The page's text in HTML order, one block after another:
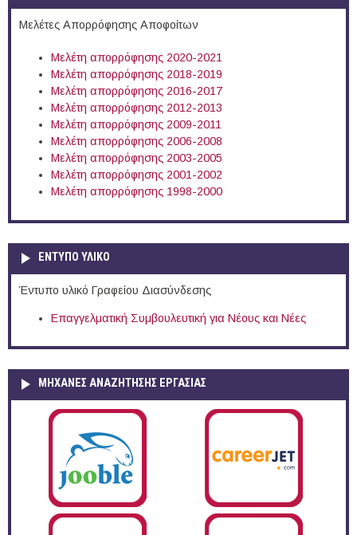
Μελέτες Απορρόφησης Αποφοίτων
Μελέτη απορρόφησης 2020-2021
Μελέτη απορρόφησης 2018-2019
Μελέτη απορρόφησης 2016-2017
Μελέτη απορρόφησης 2012-2013
Μελέτη απορρόφησης 2009-2011
Μελέτη απορρόφησης 2006-2008
Μελέτη απορρόφησης 2003-2005
Μελέτη απορρόφησης 2001-2002
Μελέτη απορρόφησης 1998-2000
ΕΝΤΥΠΟ ΥΛΙΚΟ
Έντυπο υλικό Γραφείου Διασύνδεσης
Επαγγελματική Συμβουλευτική για Νέους και Νέες
ΜΗΧΑΝΕΣ ΑΝΑΖΗΤΗΣΗΣ ΕΡΓΑΣΙΑΣ